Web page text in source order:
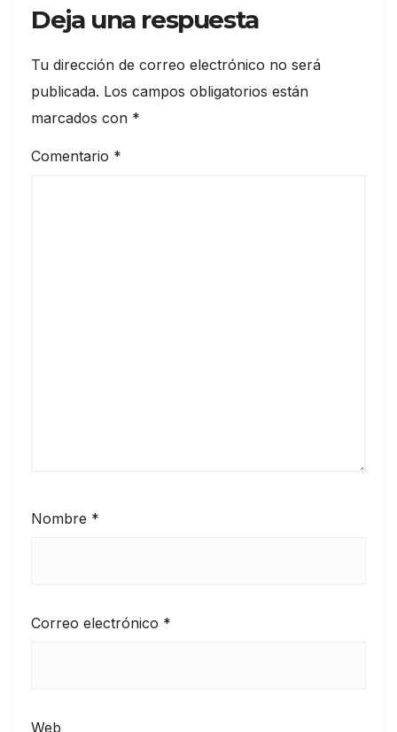
Deja una respuesta
Tu dirección de correo electrónico no será
publicada. Los campos obligatorios están
marcados con *
Comentario *
Nombre *
Correo electrónico *
Web